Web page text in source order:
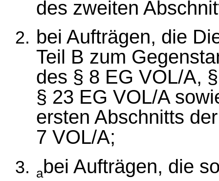
des zweiten
bei Aufträgen, die
Teil B zum
des § 8 EG VOL/A,
§ 23 EG VOL/A
ersten Abschnitts
7 VOL/A;
abei Aufträgen, die